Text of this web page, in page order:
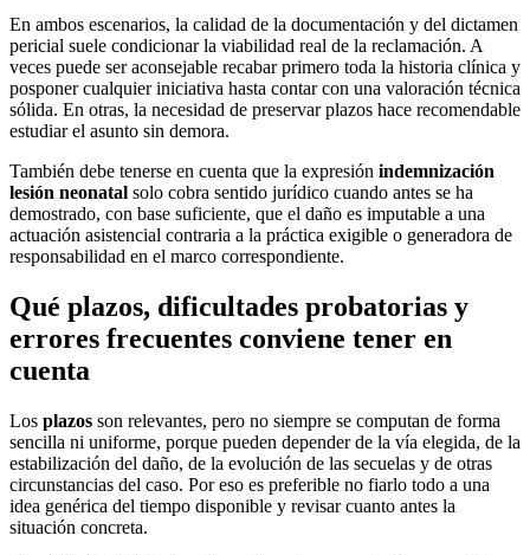
En ambos escenarios, la calidad de la documentación y del dictamen
pericial suele condicionar la viabilidad real de la reclamación. A
veces puede ser aconsejable recabar primero toda la historia clínica y
posponer cualquier iniciativa hasta contar con una valoración técnica
sólida. En otras, la necesidad de preservar plazos hace recomendable
estudiar el asunto sin demora.
También debe tenerse en cuenta que la expresión indemnización
lesión neonatal solo cobra sentido jurídico cuando antes se ha
demostrado, con base suficiente, que el daño es imputable a una
actuación asistencial contraria a la práctica exigible o generadora de
responsabilidad en el marco correspondiente.
Qué plazos, dificultades probatorias y
errores frecuentes conviene tener en
cuenta
Los plazos son relevantes, pero no siempre se computan de forma
sencilla ni uniforme, porque pueden depender de la vía elegida, de la
estabilización del daño, de la evolución de las secuelas y de otras
circunstancias del caso. Por eso es preferible no fiarlo todo a una
idea genérica del tiempo disponible y revisar cuanto antes la
situación concreta.